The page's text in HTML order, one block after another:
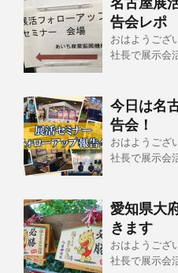
名古屋展
告会レポ
おはようござ
社長で展示会
今日は名
告会！
おはようござ
社長で展示会
愛知県大
きます
おはようござ
社長で展示会